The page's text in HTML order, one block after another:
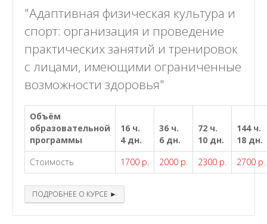
"Адаптивная физическая культура и
спорт: организация и проведение
практических занятий и тренировок
с лицами, имеющими ограниченные
возможности здоровья"
Объём
образовательной
программы
16 ч.
4 дн.
36 ч.
6 дн.
72 ч.
10 дн.
144 ч.
18 дн.
Стоимость
1700 р. 2000 р. 2300 р. 2700 р.
ПОДРОБНЕЕ О КУРСЕ ►